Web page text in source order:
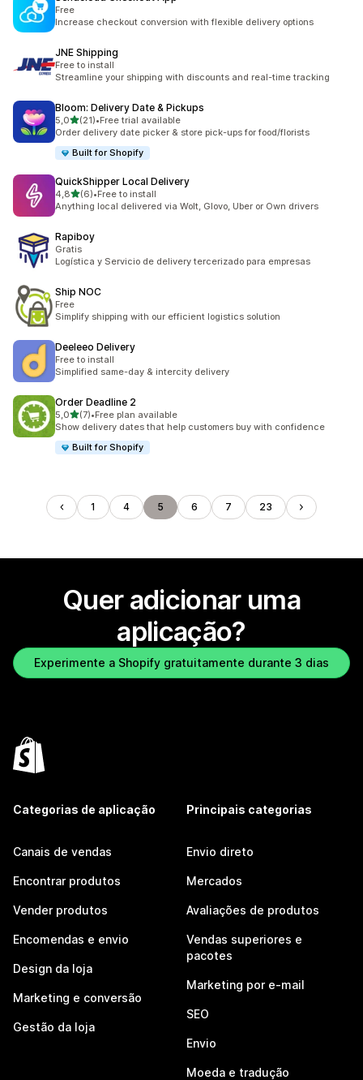
Free
Increase checkout conversion with flexible delivery options
JNE Shipping
Free to install
Streamline your shipping with discounts and real-time tracking
Bloom: Delivery Date & Pickups
5,0de 5 estrelas
(21)
21 total de avaliações
•Free trial available
Order delivery date picker & store pick-ups for food/florists
Built for Shopify
QuickShipper Local Delivery
4,8de 5 estrelas
(6)
6 total de avaliações
•Free to install
Anything local delivered via Wolt, Glovo, Uber or Own drivers
Rapiboy
Gratis
Logística y Servicio de delivery tercerizado para empresas
Ship NOC
Free
Simplify shipping with our efficient logistics solution
Deeleeo Delivery
Free to install
Simplified same-day & intercity delivery
Order Deadline 2
5,0de 5 estrelas
(7)
7 total de avaliações
•Free plan available
Show delivery dates that help customers buy with confidence
Built for Shopify
1 4 5 6 7 23
Quer adicionar uma
aplicação?
Experimente a Shopify gratuitamente durante 3 dias
Categorias de aplicação
Canais de vendas
Encontrar produtos
Vender produtos
Encomendas e envio
Design da loja
Marketing e conversão
Gestão da loja
Principais categorias
Envio direto
Mercados
Avaliações de produtos
Vendas superiores e
pacotes
Marketing por e-mail
SEO
Envio
Moeda e tradução